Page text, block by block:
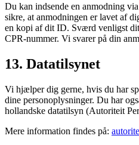
Du kan indsende en anmodning via
sikre, at anmodningen er lavet af
en kopi af dit ID. Sværd venligst
CPR-nummer. Vi svarer på din
13. Datatilsynet
Vi hjælper dig gerne, hvis du har
dine personoplysninger. Du har
hollandske datatilsyn (Autoriteit
Mere information findes på: